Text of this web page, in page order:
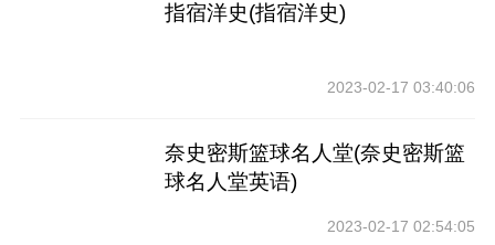
指宿洋史(指宿洋史)
2023-02-17 03:40:06
奈史密斯篮球名人堂(奈史密斯篮
球名人堂英语)
2023-02-17 02:54:05